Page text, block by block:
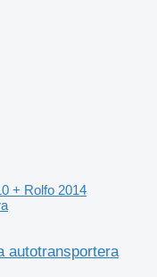
+ Rolfo 2014
autotransportera